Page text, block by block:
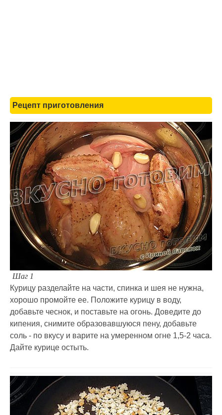
Рецепт приготовления
Шаг 1
Курицу разделайте на части, спинка и шея не нужна,
хорошо промойте ее. Положите курицу в воду,
добавьте чеснок, и поставьте на огонь. Доведите до
кипения, снимите образовавшуюся пену, добавьте
соль - по вкусу и варите на умеренном огне 1,5-2 часа.
Дайте курице остыть.